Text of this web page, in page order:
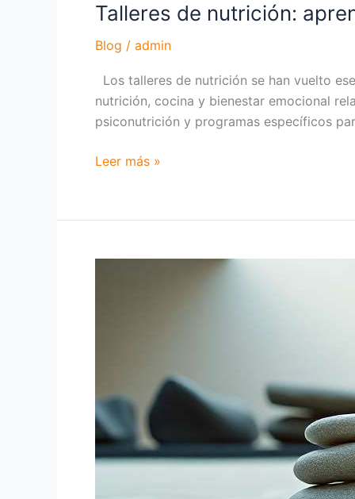
Talleres de nutrición:
Blog / admin
Los talleres de nutrición se han vuelto
nutrición, cocina y bienestar emocional
psiconutrición y programas específicos
Leer más »
Estrés